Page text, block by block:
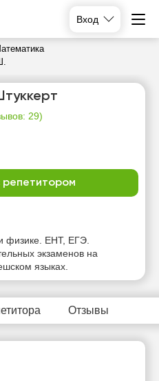
Вход
29)
репетитором
физике. ЕНТ, ЕГЭ.
экзаменов на
языках.
Отзывы
пн
Нет
свободных
часов
свободных